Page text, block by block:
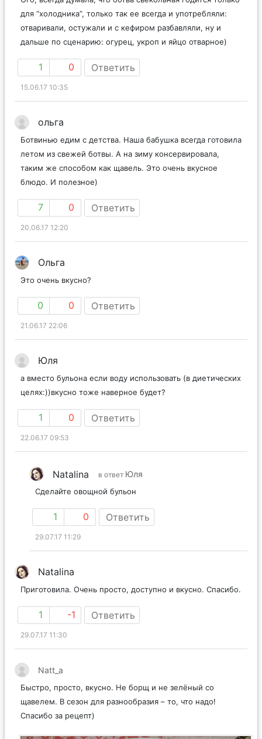
для “холодника”, только так ее всегда и употребляли:
отваривали, остужали и с кефиром разбавляли, ну и
дальше по сценарию: огурец, укроп и яйцо отварное)
1 0 Ответить
15.06.17 10:35
ольга
Ботвинью едим с детства. Наша бабушка всегда готовила
летом из свежей ботвы. А на зиму консервировала,
таким же способом как щавель. Это очень вкусное
блюдо. И полезное)
7 0 Ответить
20.06.17 12:20
Ольга
Это очень вкусно?
0 0 Ответить
21.06.17 22:06
Юля
а вместо бульона если воду использовать (в диетических
целях:))вкусно тоже наверное будет?
1 0 Ответить
22.06.17 09:53
Natalina в ответ Юля
Сделайте овощной бульон
1 0 Ответить
29.07.17 11:29
Natalina
Приготовила. Очень просто, доступно и вкусно. Спасибо.
1 -1 Ответить
29.07.17 11:30
Natt_a
Быстро, просто, вкусно. Не борщ и не зелёный со
щавелем. В сезон для разнообразия – то, что надо!
Спасибо за рецепт)